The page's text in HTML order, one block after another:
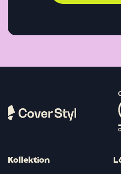
Kollektion